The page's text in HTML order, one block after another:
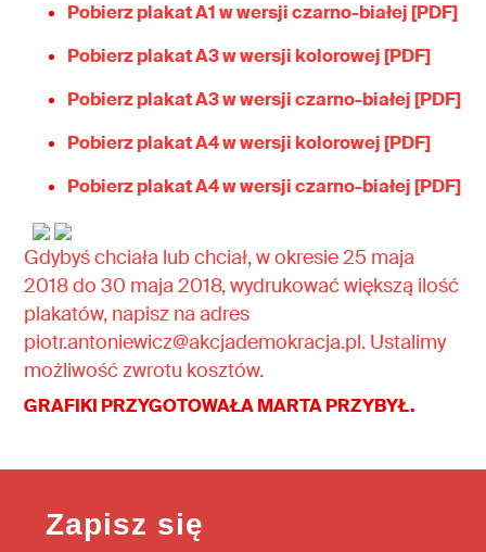
Pobierz plakat A1 w wersji czarno-białej [PDF]
Pobierz plakat A3 w wersji kolorowej [PDF]
Pobierz plakat A3 w wersji czarno-białej [PDF]
Pobierz plakat A4 w wersji kolorowej [PDF]
Pobierz plakat A4 w wersji czarno-białej [PDF]
Gdybyś chciała lub chciał, w okresie 25 maja
2018 do 30 maja 2018, wydrukować większą ilość
plakatów, napisz na adres
piotr.antoniewicz@akcjademokracja.pl. Ustalimy
możliwość zwrotu kosztów.
GRAFIKI PRZYGOTOWAŁA MARTA PRZYBYŁ.
Zapisz się